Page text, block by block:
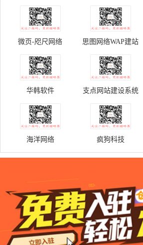
微页-咫尺网络 思图网络WAP建站
华韩软件 支点网站建设系统
海洋网络 疯狗科技